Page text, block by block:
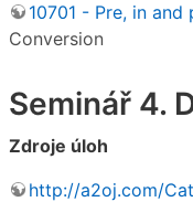
10701 - Pre, in and
Conversion
Seminář 4.
Zdroje úloh
http://a2oj.com/